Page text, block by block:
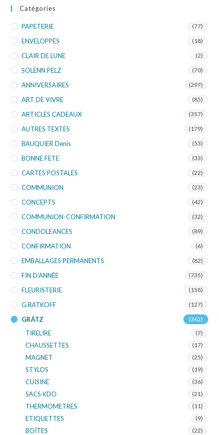
Catégories
PAPETERIE (77)
ENVELOPPES (18)
CLAIR DE LUNE (2)
SOLENN PELZ (70)
ANNIVERSAIRES (297)
ART DE VIVRE (85)
ARTICLES CADEAUX (357)
AUTRES TEXTES (179)
BAUQUIER Denis (53)
BONNE FETE (33)
CARTES POSTALES (22)
COMMUNION (23)
CONCEPTS (42)
COMMUNION-CONFIRMATION (32)
CONDOLEANCES (89)
CONFIRMATION (6)
EMBALLAGES PERMANENTS (82)
FIN D’ANNÉE (735)
FLEURISTERIE (158)
G.RATKOFF (127)
GRÄTZ (362)
TIRELIRE (7)
CHAUSSETTES (17)
MAGNET (25)
STYLOS (19)
CUISINE (36)
SACS KDO (21)
THERMOMETRES (11)
ETIQUETTES (9)
BOÎTES (22)